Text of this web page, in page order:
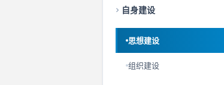
自身建设
思想建设
组织建设